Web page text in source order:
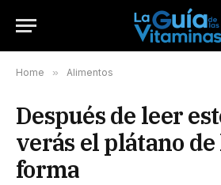
Home » Alimentos
Después de leer
verás el plátano
forma